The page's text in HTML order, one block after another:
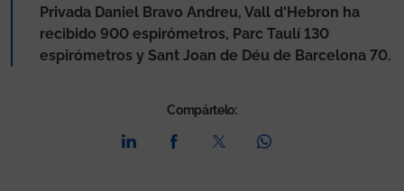
Privada Daniel Bravo Andreu, Vall d'Hebron ha
recibido 900 espirómetros, Parc Taulí 130
espirómetros y Sant Joan de Déu de Barcelona 70.
Compártelo: